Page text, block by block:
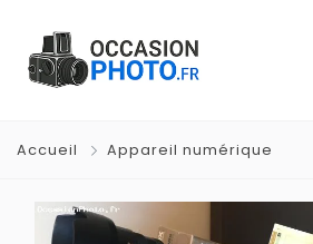
Accueil Appareil numérique